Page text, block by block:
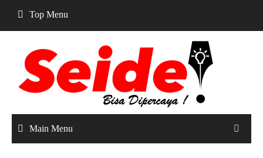
content
Top Menu
Main Menu